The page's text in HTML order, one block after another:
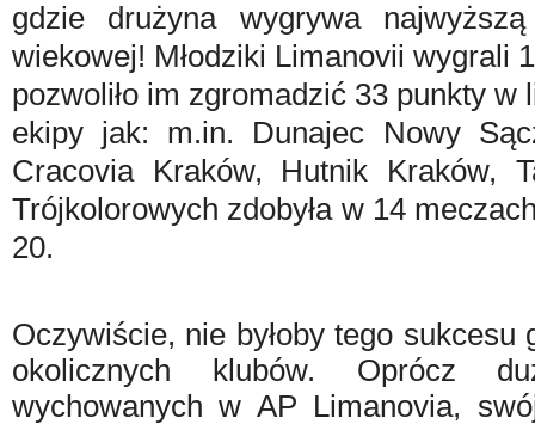
gdzie drużyna wygrywa
wiekowej! Młodziki Limanovii wygrali
pozwoliło im zgromadzić 33 punkty
ekipy jak: m.in. Dunajec Nowy
Cracovia Kraków, Hutnik Kraków,
Trójkolorowych zdobyła w 14
20.
Oczywiście, nie byłoby tego
okolicznych klubów. Oprócz
wychowanych w AP Limanovia,